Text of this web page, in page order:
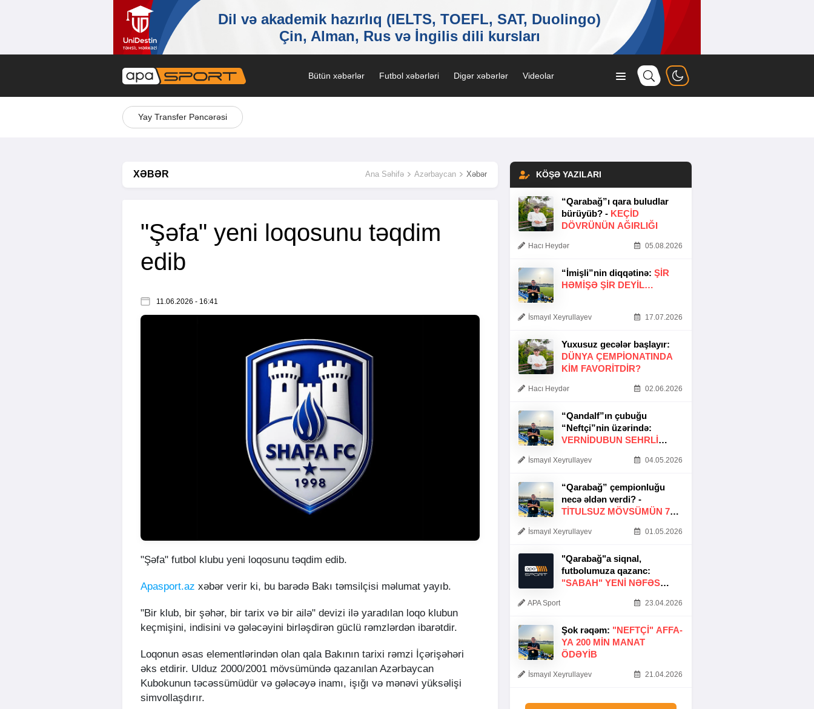
Bütün xəbərlər Futbol xəbərləri Digər xəbərlər Videolar
Yay Transfer Pəncərəsi
XƏBƏR Ana Səhifə Azərbaycan Xəbər
"Şəfa" yeni loqosunu təqdim
edib
11.06.2026 - 16:41
"Şəfa" futbol klubu yeni loqosunu təqdim edib.
Apasport.az xəbər verir ki, bu barədə Bakı təmsilçisi məlumat yayıb.
"Bir klub, bir şəhər, bir tarix və bir ailə" devizi ilə yaradılan loqo klubun
keçmişini, indisini və gələcəyini birləşdirən güclü rəmzlərdən ibarətdir.
Loqonun əsas elementlərindən olan qala Bakının tarixi rəmzi İçərişəhəri
əks etdirir. Ulduz 2000/2001 mövsümündə qazanılan Azərbaycan
Kubokunun təcəssümüdür və gələcəyə inamı, işığı və mənəvi yüksəlişi
simvollaşdırır.
KÖŞƏ YAZILARI
“Qarabağ”ı qara buludlar
bürüyüb? - KEÇID
DÖVRÜNÜN AĞIRLIĞI
Hacı Heydər 05.08.2026
“İmişli”nin diqqətinə: ŞIR
HƏMIŞƏ ŞIR DEYIL…
İsmayıl Xeyrullayev 17.07.2026
Yuxusuz gecələr başlayır:
DÜNYA ÇEMPIONATINDA
KIM FAVORITDIR?
Hacı Heydər 02.06.2026
“Qandalf”ın çubuğu
“Neftçi”nin üzərində:
VERNİDUBUN SEHRLİ
İsmayıl Xeyrullayev 04.05.2026
“Qarabağ” çempionluğu
necə əldən verdi? -
TITULSUZ MÖVSÜMÜN 7
İsmayıl Xeyrullayev 01.05.2026
"Qarabağ"a siqnal,
futbolumuza qazanc:
"SABAH" YENI NƏFƏS
APA Sport 23.04.2026
Şok rəqəm: "NEFTÇI" AFFA-
YA 200 MIN MANAT
ÖDƏYIB
İsmayıl Xeyrullayev 21.04.2026